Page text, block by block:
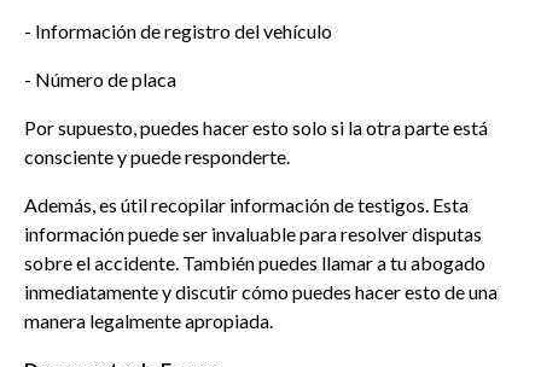
- Información de registro del vehículo
- Número de placa
Por supuesto, puedes hacer esto solo si la otra parte está
consciente y puede responderte.
Además, es útil recopilar información de testigos. Esta
información puede ser invaluable para resolver disputas
sobre el accidente. También puedes llamar a tu abogado
inmediatamente y discutir cómo puedes hacer esto de una
manera legalmente apropiada.